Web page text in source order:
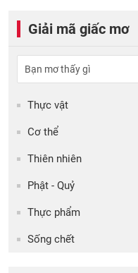
Giải mã giấc mơ
Thực vật
Cơ thể
Thiên nhiên
Phật - Quỷ
Thực phẩm
Sống chết